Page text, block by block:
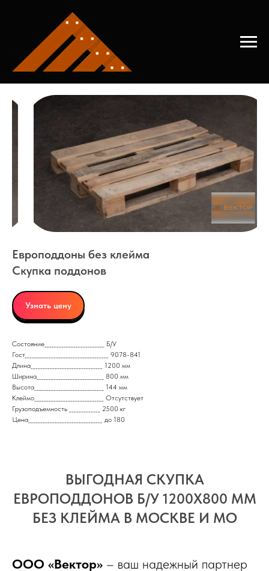
Главная →
Европоддоны без клейма
Скупка поддонов
Узнать цену
Состояние_________________________ Б/У
Гост___________________________________ 9078-841
Длина______________________________ 1200 мм
Ширина____________________________ 800 мм
Высота_____________________________ 144 мм
Клеймо_____________________________ Отсутствует
Грузоподъемность _____________ 2500 кг
Цена_______________________________ до 180
ВЫГОДНАЯ СКУПКА
ЕВРОПОДДОНОВ Б/У 1200X800 ММ
БЕЗ КЛЕЙМА В МОСКВЕ И МО
ООО «Вектор» – ваш надежный партнер